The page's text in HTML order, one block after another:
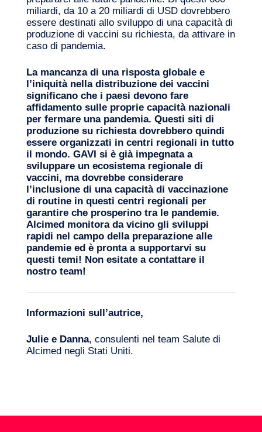
miliardi, da 10 a 20 miliardi di USD dovrebbero
essere destinati allo sviluppo di una capacità di
produzione di vaccini su richiesta, da attivare in
caso di pandemia.
La mancanza di una risposta globale e
l’iniquità nella distribuzione dei vaccini
significano che i paesi devono fare
affidamento sulle proprie capacità nazionali
per fermare una pandemia. Questi siti di
produzione su richiesta dovrebbero quindi
essere organizzati in centri regionali in tutto
il mondo. GAVI si è già impegnata a
sviluppare un ecosistema regionale di
vaccini, ma dovrebbe considerare
l’inclusione di una capacità di vaccinazione
di routine in questi centri regionali per
garantire che prosperino tra le pandemie.
Alcimed monitora da vicino gli sviluppi
rapidi nel campo della preparazione alle
pandemie ed è pronta a supportarvi su
questi temi! Non esitate a contattare il
nostro team!
Informazioni sull’autrice,
Julie e Danna, consulenti nel team Salute di
Alcimed negli Stati Uniti.